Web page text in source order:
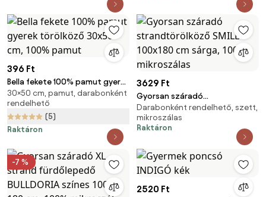
396 Ft
Bella fekete 100% pamut gyerek
törölköző 30x50 cm, 100%
pamut
30×50 cm, pamut, darabonként
rendelhető
(5)
Raktáron
3629 Ft
Gyorsan száradó
strandtörölköző SMILE 100x180
cm sárga, 100% mikroszálas
Darabonként rendelhető, szett,
mikroszálas
Raktáron
-7 %
2520 Ft